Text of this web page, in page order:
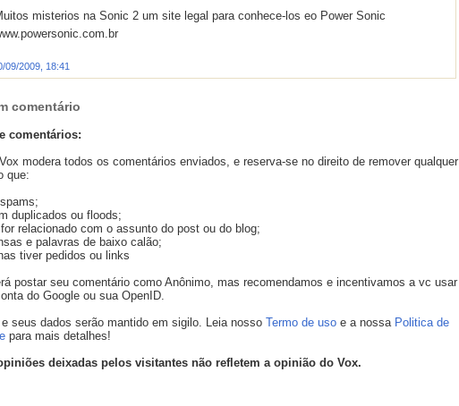
misterios na Sonic 2 um site legal para conhece-los eo Power Sonic
09/2009, 18:41
comentário
comentários:
modera todos os comentários enviados, e reserva-se no direito de remover qualquer
que:
duplicados ou floods;
relacionado com o assunto do post ou do blog;
e palavras de baixo calão;
tiver pedidos ou links
postar seu comentário como Anônimo, mas recomendamos e incentivamos a vc usar
do Google ou sua OpenID.
seus dados serão mantido em sigilo. Leia nosso Termo de uso e a nossa Politica de
para mais detalhes!
deixadas pelos visitantes não refletem a opinião do Vox.